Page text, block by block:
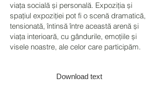
viața socială și personală. Expoziția și
spațiul expoziției pot fi o scenă dramatică,
tensionată, întinsă între această arenă și
viața interioară, cu gândurile, emoțiile și
visele noastre, ale celor care participăm.
Download text